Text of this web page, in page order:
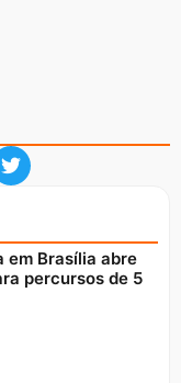
em Brasília abre
percursos de 5